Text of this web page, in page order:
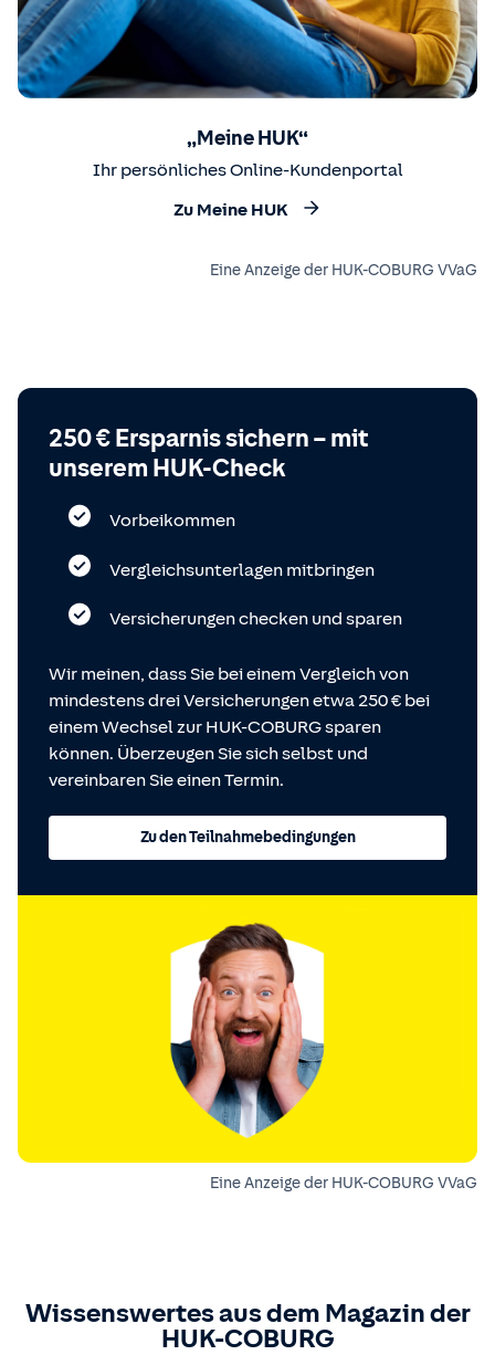
„Meine HUK“
Ihr persönliches Online-Kundenportal
Zu Meine HUK
Eine Anzeige der HUK-COBURG VVaG
250 € Ersparnis sichern – mit
unserem HUK-Check
Vorbeikommen
Vergleichsunterlagen mitbringen
Versicherungen checken und sparen
Wir meinen, dass Sie bei einem Vergleich von
mindestens drei Versicherungen etwa 250 € bei
einem Wechsel zur HUK-COBURG sparen
können. Überzeugen Sie sich selbst und
vereinbaren Sie einen Termin.
Zu den Teilnahmebedingungen
Eine Anzeige der HUK-COBURG VVaG
Wissenswertes aus dem Magazin der
HUK-COBURG